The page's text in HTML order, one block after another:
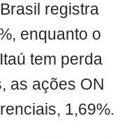
registra
enquanto o
tem perda
as ações ON
1,69%.